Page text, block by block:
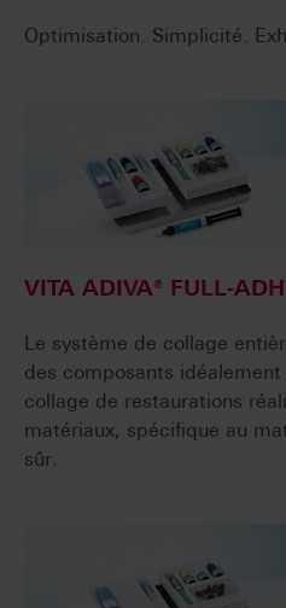
Optimisation. Simplicité.
VITA ADIVA® FULL-
Le système de collage
des composants
collage de restaurations
matériaux, spécifique au
sûr.